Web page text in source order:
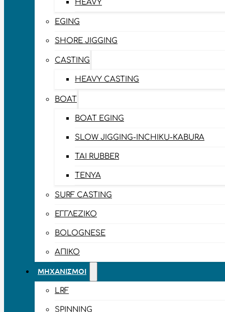
HEAVY
EGING
SHORE JIGGING
CASTING
HEAVY CASTING
BOAT
BOAT EGING
SLOW JIGGING-INCHIKU-KABURA
TAI RUBBER
TENYA
SURF CASTING
ΕΓΓΛΈΖΙΚΟ
BOLOGNESE
ΑΠΊΚΟ
ΜΗΧΑΝΙΣΜΟΊ
LRF
SPINNING